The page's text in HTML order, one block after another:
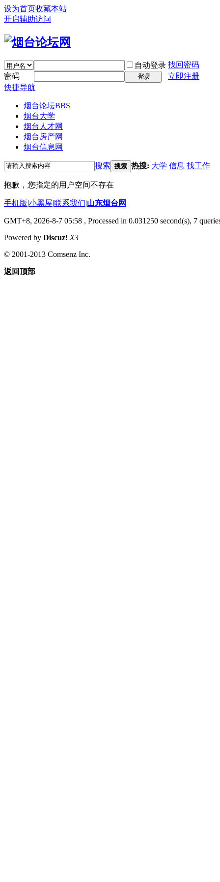
设为首页收藏本站
开启辅助访问
自动登录 找回密码
密码
登录
立即注册
快捷导航
烟台论坛BBS
烟台大学
烟台人才网
烟台房产网
烟台信息网
搜索 搜索 热搜: 大学 信息 找工作
抱歉，您指定的用户空间不存在
手机版|小黑屋|联系我们|山东烟台网
GMT+8, 2026-8-7 05:58 , Processed in 0.031250 second(s), 7
Powered by Discuz! X3
© 2001-2013 Comsenz Inc.
返回顶部